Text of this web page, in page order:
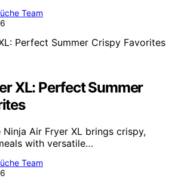
Team
XL: Perfect Summer
Air Fryer XL brings crispy,
with versatile…
Team